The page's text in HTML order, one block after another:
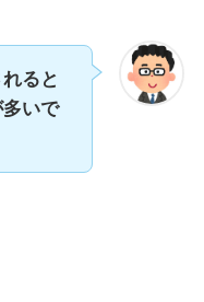
ると
いで